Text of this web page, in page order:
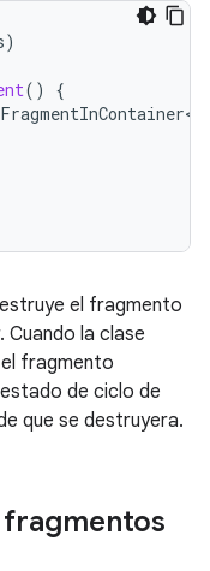
)
()
{
el fragmento
Cuando la clase
fragmento
de ciclo de
que se destruyera.